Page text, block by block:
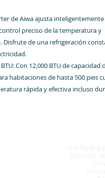
de Aiwa ajusta
preciso de la temperatura y
Disfrute de una refrigeración
Con 12,000 BTU de capacidad
habitaciones de hasta 500 pies
rápida y efectiva incluso